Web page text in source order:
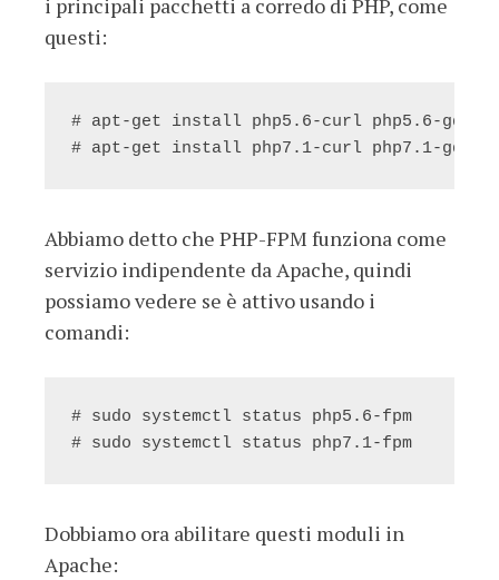
i principali pacchetti a corredo di PHP, come
questi:
# apt-get install php5.6-curl php5.6-gd
# apt-get install php7.1-curl php7.1-gd
Abbiamo detto che PHP-FPM funziona come
servizio indipendente da Apache, quindi
possiamo vedere se è attivo usando i
comandi:
# sudo systemctl status php5.6-fpm
# sudo systemctl status php7.1-fpm
Dobbiamo ora abilitare questi moduli in
Apache: